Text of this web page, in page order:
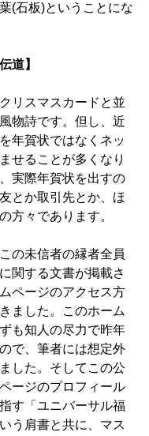
(石板)ということにな
道】
リスマスカードと並
物詩です。但し、近
年賀状ではなくネッ
せることが多くなり
実際年賀状を出すの
とか取引先とか、ほ
方々であります。
の未信者の縁者全員
関する文書が掲載さ
ページのアクセス方
ました。このホーム
も知人の尽力で昨年
で、筆者には想定外
した。そしてこの公
ージのプロフィール
す「ユニバーサル福
う肩書と共に、マス